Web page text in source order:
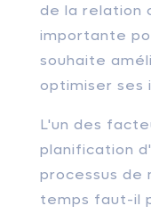
de la relation
importante
souhaite
optimiser ses
L'un des
planification
processus de
temps faut-il